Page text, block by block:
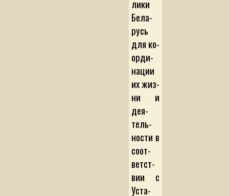
ли­ки
Бе­ла­
русь
для ко­
ор­ди­
на­ции
их жиз­
ни и
де­я­
тель­
нос­ти в
со­от­
вет­с­т­
вии с
Ус­та­